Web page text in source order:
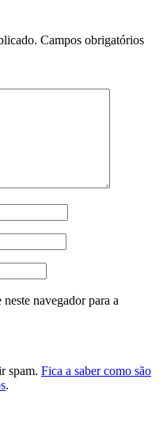
Campos obrigatórios
navegador para a
spam. Fica a saber como são
.